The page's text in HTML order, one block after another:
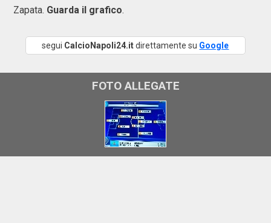
Zapata. Guarda il grafico.
segui CalcioNapoli24.itdirettamente su Google
FOTO ALLEGATE